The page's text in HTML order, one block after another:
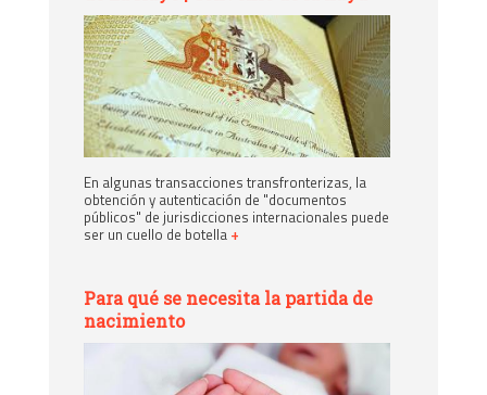
En algunas transacciones transfronterizas, la
obtención y autenticación de "documentos
públicos" de jurisdicciones internacionales puede
ser un cuello de botella +
Para qué se necesita la partida de
nacimiento